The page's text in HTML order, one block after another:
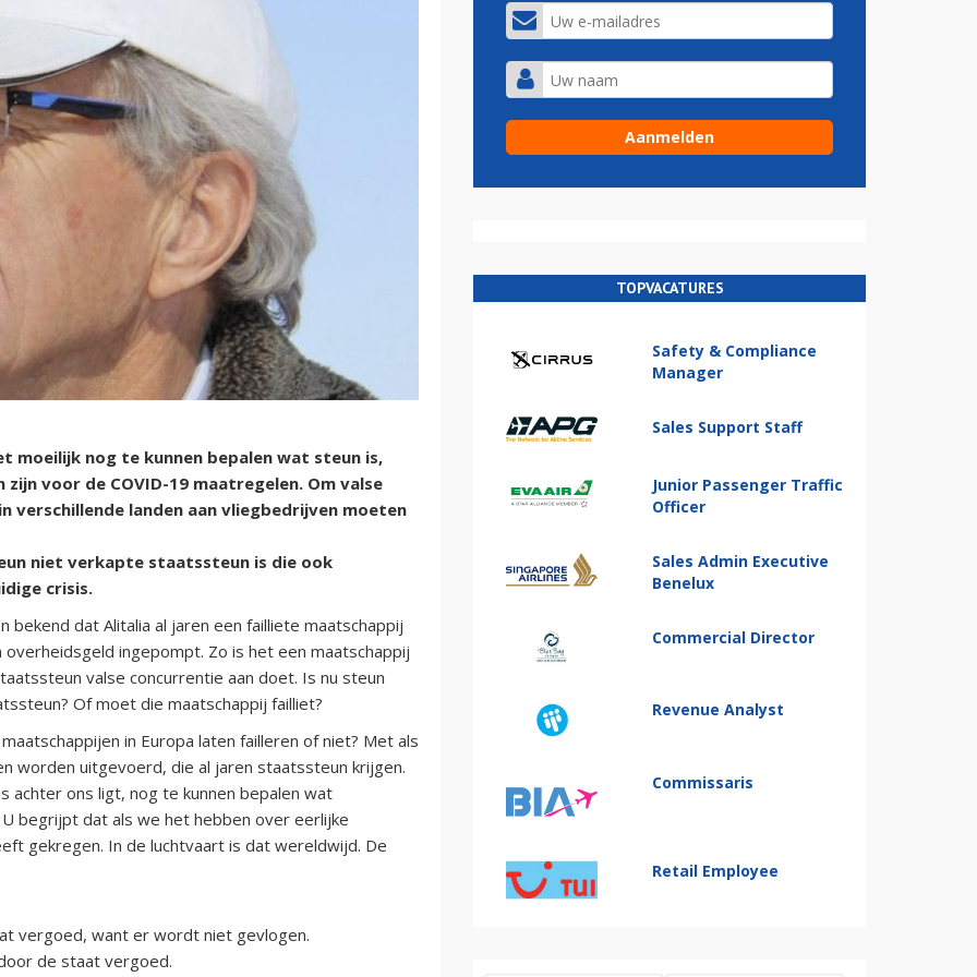
moeilijk nog te kunnen bepalen wat steun is,
voor de COVID-19 maatregelen. Om valse
verschillende landen aan vliegbedrijven moeten
niet verkapte staatssteun is die ook
crisis.
bekend dat Alitalia al jaren een failliete maatschappij
ingepompt. Zo is het een maatschappij
valse concurrentie aan doet. Is nu steun
Of moet die maatschappij failliet?
in Europa laten failleren of niet? Met als
worden uitgevoerd, die al jaren staatssteun krijgen.
achter ons ligt, nog te kunnen bepalen wat
begrijpt dat als we het hebben over eerlijke
gekregen. In de luchtvaart is dat wereldwijd. De
vergoed, want er wordt niet gevlogen.
de staat vergoed.
TOPVACATURES
Safety & Compliance
Manager
Sales Support Staff
Junior Passenger Traffic
Officer
Sales Admin Executive
Benelux
Commercial Director
Revenue Analyst
Commissaris
Retail Employee